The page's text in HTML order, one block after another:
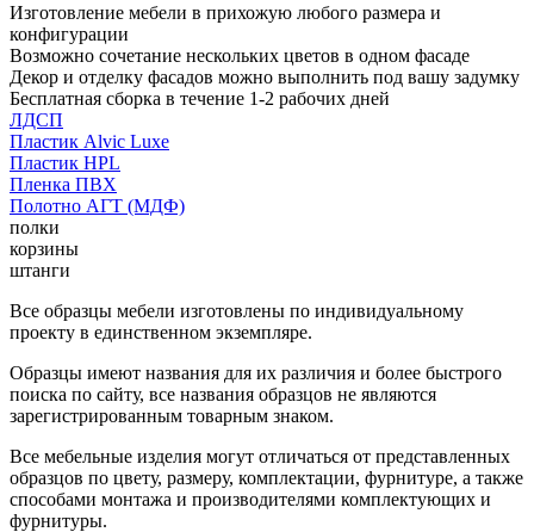
Изготовление мебели в прихожую любого размера и
конфигурации
Возможно сочетание нескольких цветов в одном фасаде
Декор и отделку фасадов можно выполнить под вашу задумку
Бесплатная сборка в течение 1-2 рабочих дней
ЛДСП
Пластик Alvic Luxe
Пластик HPL
Пленка ПВХ
Полотно АГТ (МДФ)
полки
корзины
штанги
Все образцы мебели изготовлены по индивидуальному
проекту в единственном экземпляре.
Образцы имеют названия для их различия и более быстрого
поиска по сайту, все названия образцов не являются
зарегистрированным товарным знаком.
Все мебельные изделия могут отличаться от представленных
образцов по цвету, размеру, комплектации, фурнитуре, а также
способами монтажа и производителями комплектующих и
фурнитуры.